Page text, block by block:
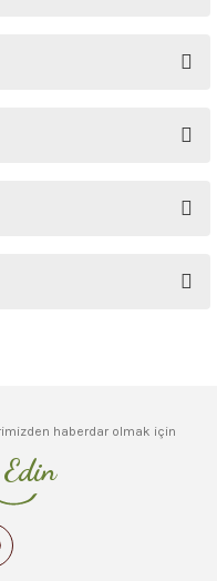
sorulmamış.
ve diğer konularda
kullanarak tarafımıza
haberdar olmak için